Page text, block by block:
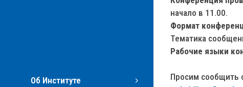
Об Институте
начало в 11.00.
Формат
Тематика
Рабочие языки
Просим сообщить